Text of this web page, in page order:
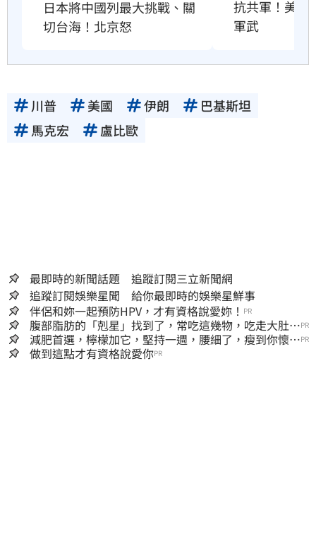
日本將中國列最大挑戰、關
切台海！北京怒
抗共軍！美國
軍武
川普 美國 伊朗
巴基斯坦
馬克宏
盧比歐
最即時的新聞話題 追蹤訂閱三立新聞網
追蹤訂閱娛樂星聞 給你最即時的娛樂星鮮事
伴侶和妳一起預防HPV，才有資格說愛妳！ PR
腹部脂肪的「剋星」找到了，常吃這幾物，吃走大肚
囊，瘦出小蠻腰
PR
減肥首選，檸檬加它，堅持一週，腰細了，瘦到你懷疑
人生
PR
做到這點才有資格說愛你PR